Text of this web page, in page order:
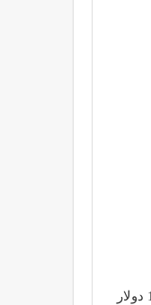
فيديوهات تعليميه , ويعتبر سهل الإستخدام لإحتواءه علي كورسات باللغه العربيه , وأزيدك من الشعر بيتاّ أن آلاف الكورسات مجانيه , والقليل منها مدفوع ولا تتجاوز قيمته ال 12 دولار